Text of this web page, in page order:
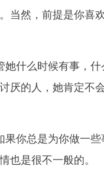
当然，前提是你喜
什么时候有事，
厌的人，她肯定不
你总是为你做一
也是很不一般的。